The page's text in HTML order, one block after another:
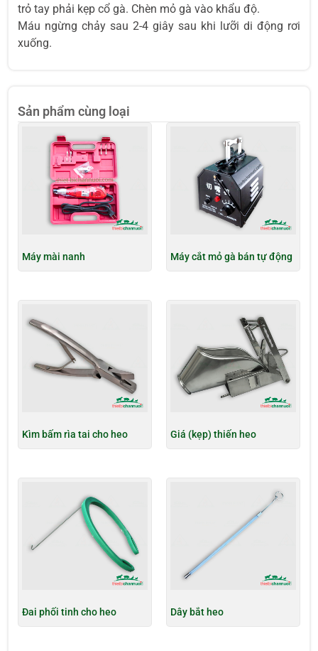
trỏ tay phải kẹp cổ gà. Chèn mỏ gà vào khẩu độ.
Máu ngừng chảy sau 2-4 giây sau khi lưỡi di động rơi
xuống.
Sản phẩm cùng loại
Máy mài nanh Máy cắt mỏ gà bán tự động
Kìm bấm rìa tai cho heo Giá (kẹp) thiến heo
Đai phối tinh cho heo Dây bắt heo